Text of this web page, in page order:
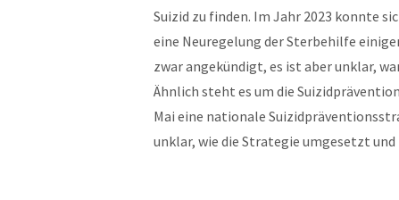
Suizid zu finden. Im Jahr 2023 konnte
eine Neuregelung der Sterbehilfe
zwar angekündigt, es ist aber unklar,
Ähnlich steht es um die
Mai eine nationale
unklar, wie die Strategie umgesetzt